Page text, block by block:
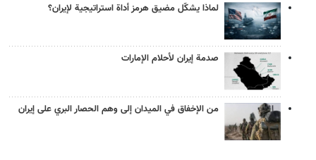
لماذا يشكّل مضيق هرمز أداة استراتيجية لإيران؟
صدمة إيران لأحلام الإمارات
من الإخفاق في الميدان إلى وهم الحصار البري على إيران